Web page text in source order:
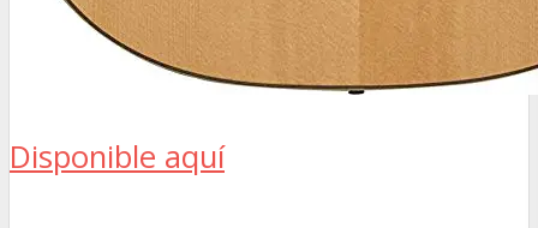
Disponible aquí